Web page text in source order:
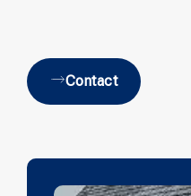
Contact